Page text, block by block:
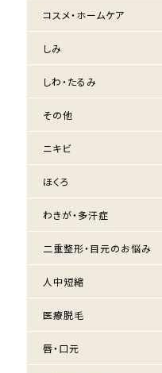
コスメ・ホームケア
しみ
しわ・たるみ
その他
ニキビ
ほくろ
わきが・多汗症
二重整形・目元のお悩み
人中短縮
医療脱毛
唇・口元